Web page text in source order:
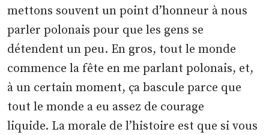
mettons souvent un point d’honneur à nous
parler polonais pour que les gens se
détendent un peu. En gros, tout le monde
commence la fête en me parlant polonais, et,
à un certain moment, ça bascule parce que
tout le monde a eu assez de courage
liquide. La morale de l’histoire est que si vous